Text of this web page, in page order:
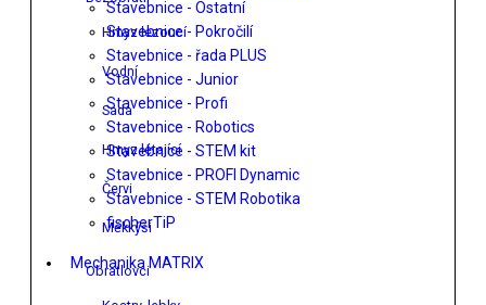
Stavebnice - Ostatní
Stavebnice - Pokročilí
Stavebnice - řada PLUS
Stavebnice - Junior
Stavebnice - Profi
Stavebnice - Robotics
Stavebnice - STEM kit
Stavebnice - PROFI Dynamic
Stavebnice - STEM Robotika
fischerTiP
Mechanika MATRIX
Hmyz lezoucí
Vodní
Sada
Hmyz létající
Červi
Měkkýši
Obratlovci